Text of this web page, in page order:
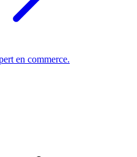
en commerce.